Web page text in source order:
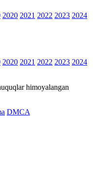
2020 2021 2022 2023 2024
2020 2021 2022 2023 2024
himoyalangan
DMCA